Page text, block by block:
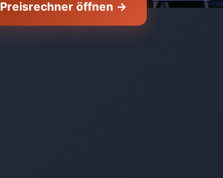
Preisrechner öffnen →